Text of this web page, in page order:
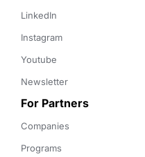
LinkedIn
Instagram
Youtube
Newsletter
For Partners
Companies
Programs